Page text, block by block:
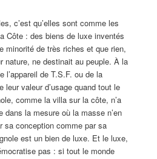
c’est qu’elles sont comme les
Côte : des biens de luxe inventés
minorité de très riches et que rien,
nature, ne destinait au peuple. À la
l’appareil de T.S.F. ou de la
valeur d’usage quand tout le
comme la villa sur la côte, n’a
dans la mesure où la masse n’en
sa conception comme par sa
est un bien de luxe. Et le luxe,
pas : si tout le monde